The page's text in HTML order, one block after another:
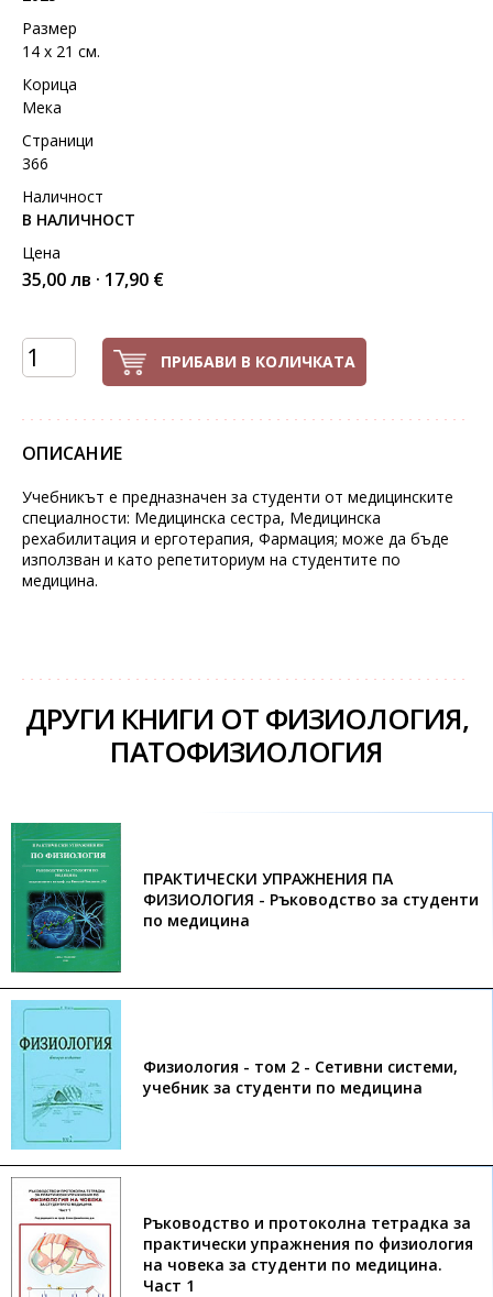
Размер
14 х 21 см.
Корица
Мека
Страници
366
Наличност
В НАЛИЧНОСТ
Цена
35,00 лв · 17,90 €
ПРИБАВИ В КОЛИЧКАТА
ОПИСАНИЕ
Учебникът е предназначен за студенти от медицинските
специалности: Медицинска сестра, Медицинска
рехабилитация и ерготерапия, Фармация; може да бъде
използван и като репетиториум на студентите по
медицина.
ДРУГИ КНИГИ ОТ ФИЗИОЛОГИЯ,
ПАТОФИЗИОЛОГИЯ
ПРАКТИЧЕСКИ УПРАЖНЕНИЯ ПА
ФИЗИОЛОГИЯ - Ръководство за студенти
по медицина
Физиология - том 2 - Сетивни системи,
учебник за студенти по медицина
Ръководство и протоколна тетрадка за
практически упражнения по физиология
на човека за студенти по медицина.
Част 1